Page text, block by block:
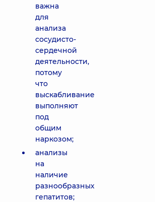
важна
для
анализа
сосудисто-
сердечной
деятельности,
потому
что
выскабливание
выполняют
под
общим
наркозом;
анализы
на
наличие
разнообразных
гепатитов;